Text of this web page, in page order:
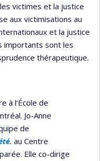
victimes et la justice
aux victimisations au
et la justice
importants sont les
thérapeutique.
à l’École de
Jo-Anne
de
au Centre
Elle co-dirige